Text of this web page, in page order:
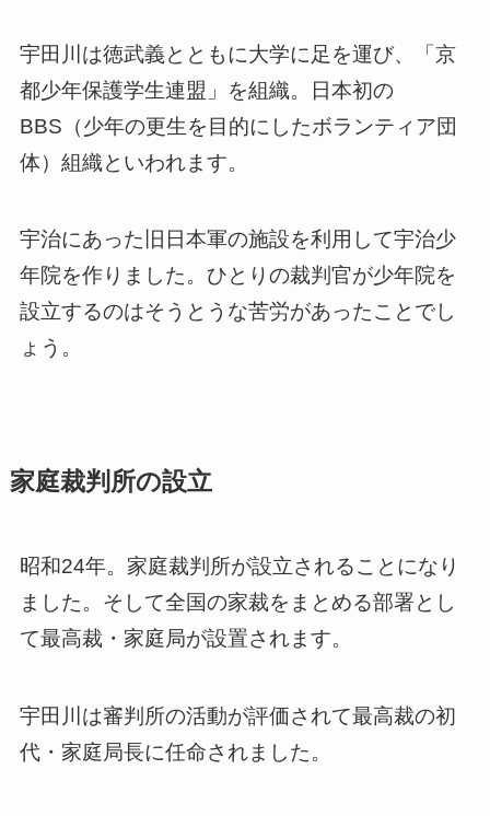
宇田川は徳武義とともに大学に足を運び、「京
都少年保護学生連盟」を組織。日本初の
BBS（少年の更生を目的にしたボランティア団
体）組織といわれます。
宇治にあった旧日本軍の施設を利用して宇治少
年院を作りました。ひとりの裁判官が少年院を
設立するのはそうとうな苦労があったことでし
ょう。
家庭裁判所の設立
昭和24年。家庭裁判所が設立されることになり
ました。そして全国の家裁をまとめる部署とし
て最高裁・家庭局が設置されます。
宇田川は審判所の活動が評価されて最高裁の初
代・家庭局長に任命されました。